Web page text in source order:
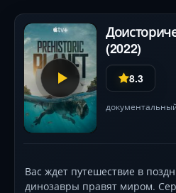
(2022)
8.3
Вас ждет путешествие в
динозавры правят миром.